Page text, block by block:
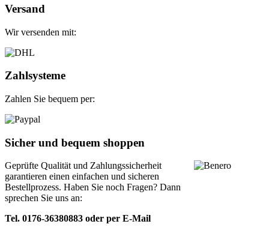
Versand
Wir versenden mit:
Zahlsysteme
Zahlen Sie bequem per:
Sicher und bequem shoppen
Geprüfte Qualität und Zahlungssicherheit
garantieren einen einfachen und sicheren
Bestellprozess. Haben Sie noch Fragen? Dann
sprechen Sie uns an:
Tel. 0176-36380883 oder per E-Mail